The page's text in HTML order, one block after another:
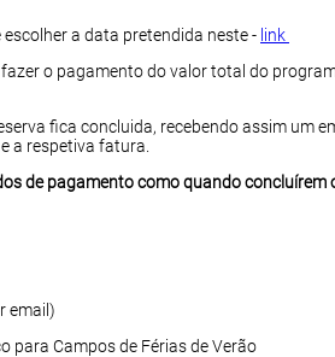
a data pretendida neste - link
o pagamento do valor total do
fica concluida, recebendo assim um
a respetiva fatura.
de pagamento como quando concluírem
email)
para Campos de Férias de Verão